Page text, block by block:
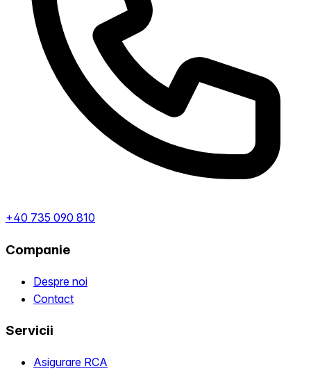
+40 735 090 810
Companie
Despre noi
Contact
Servicii
Asigurare RCA